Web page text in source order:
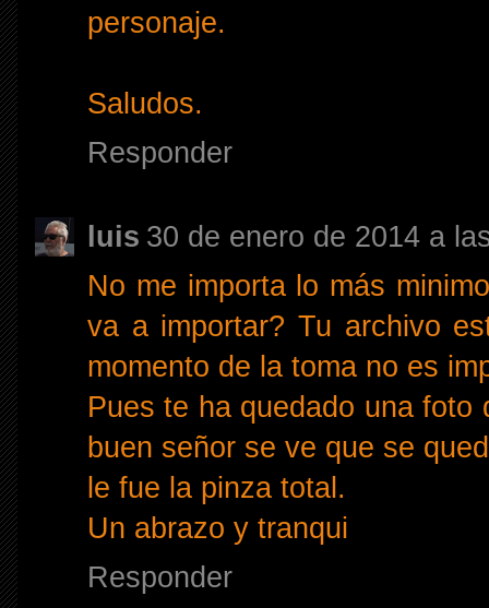
personaje.
Saludos.
Responder
luis 30 de enero de 2014 a
No me importa lo más
va a importar? Tu archivo
momento de la toma no es
Pues te ha quedado una
buen señor se ve que se
le fue la pinza total.
Un abrazo y tranqui
Responder